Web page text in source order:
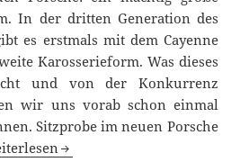
In der dritten Generation des
es erstmals mit dem Cayenne
Karosserieform. Was dieses
und von der Konkurrenz
wir uns vorab schon einmal
Sitzprobe im neuen Porsche
Porsche Cayenne Coupé